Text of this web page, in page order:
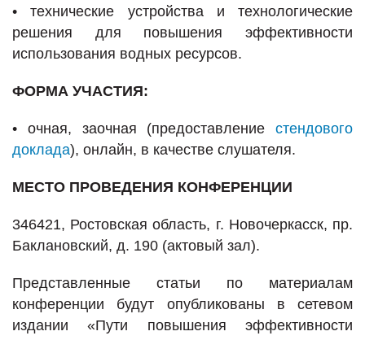
•
технические устройства и технологические
решения для повышения эффективности
использования водных ресурсов.
ФОРМА УЧАСТИЯ:
• очная, заочная (предоставление стендового
доклада), онлайн, в качестве слушателя.
МЕСТО ПРОВЕДЕНИЯ КОНФЕРЕНЦИИ
346421, Ростовская область, г. Новочеркасск, пр.
Баклановский, д. 190 (актовый зал).
Представленные статьи по материалам
конференции будут опубликованы в сетевом
издании «Пути повышения эффективности